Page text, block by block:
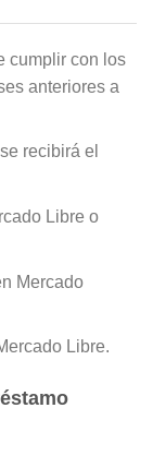
cumplir con los
anteriores a
recibirá el
Libre o
Mercado
Libre.